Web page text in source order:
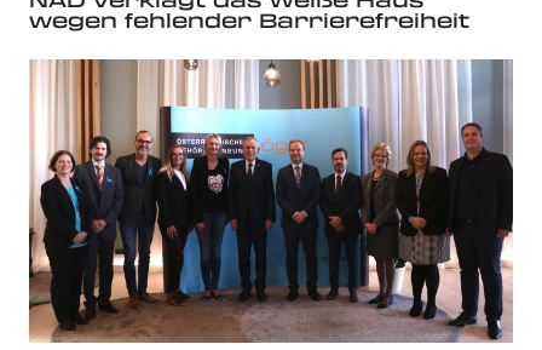
wegen fehlender Barrierefreiheit